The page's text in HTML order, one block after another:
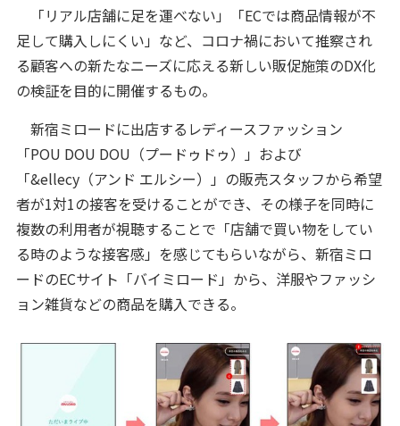
「リアル店舗に足を運べない」「ECでは商品情報が不
足して購入しにくい」など、コロナ禍において推察され
る顧客への新たなニーズに応える新しい販促施策のDX化
の検証を目的に開催するもの。
新宿ミロードに出店するレディースファッション
「POU DOU DOU（プードゥドゥ）」および
「&ellecy（アンド エルシー）」の販売スタッフから希望
者が1対1の接客を受けることができ、その様子を同時に
複数の利用者が視聴することで「店舗で買い物をしてい
る時のような接客感」を感じてもらいながら、新宿ミロ
ードのECサイト「バイミロード」から、洋服やファッシ
ョン雑貨などの商品を購入できる。